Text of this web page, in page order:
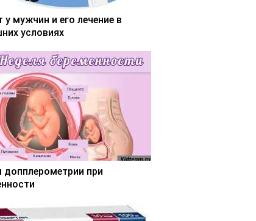
у мужчин и его лечение в
условиях
при